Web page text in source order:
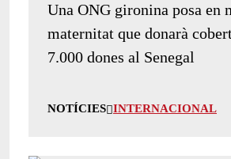
Una ONG gironina posa en
maternitat que donarà
7.000 dones al Senegal
NOTÍCIES INTERNACIONAL